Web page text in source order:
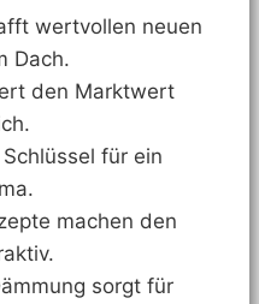
wertvollen neuen
Dach.
den Marktwert
für ein
machen den
sorgt für